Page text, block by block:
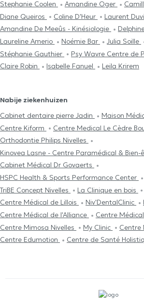
Stephanie Coolen
Amandine Oger
Diane Queiros
Coline D'Heur
Laurent
Amandine De Meeûs - Kinésiologie
Laureline Amerio
Noémie Bar Julia Soille
Stéphanie Gauthier
Psy Wavre Centre de
Claire Robin
Isabelle Fanuel Leila Krirem
Nabije ziekenhuizen
Cabinet dentaire pierre Jadin
Maison
Centre Kiform
Centre Medical Le Cèdre
Orthodontie Philips Nivelles
Kinovea Lasne - Centre Paramédical & Bien-
Cabinet Médical Dr Govaerts
HSPC Health & Sports Performance Center
TriBE Concept Nivelles
La Clinique en bois
Centre Médical de Lillois
Niv'DentalClinic
Centre Médical de l'Alliance
Centre
Centre Mimosa Nivelles
My Clinic
Centre
Centre Edumotion
Centre de Santé